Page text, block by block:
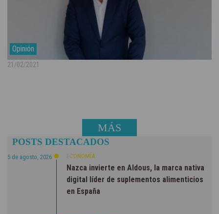
Opinión
21/02/2021
MÁS
NOTICIAS
POSTS DESTACADOS
5 de agosto, 2026 ECONOMÍA
Nazca invierte en Aldous, la marca nativa
digital líder de suplementos alimenticios
en España